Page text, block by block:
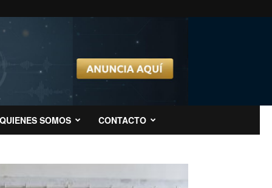
QUIENES SOMOS CONTACTO